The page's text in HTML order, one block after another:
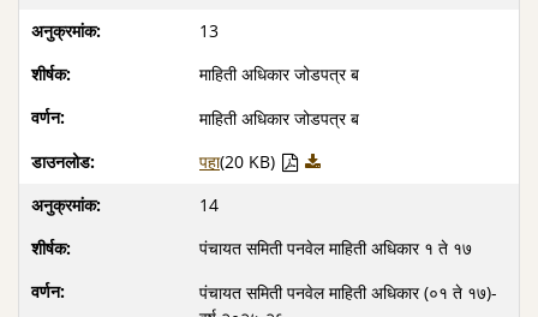
13
माहिती अधिकार जोडपत्र ब
माहिती अधिकार जोडपत्र ब
पहा(20 KB)
14
पंचायत समिती पनवेल माहिती अधिकार १ ते १७
पंचायत समिती पनवेल माहिती अधिकार (०१ ते १७)-